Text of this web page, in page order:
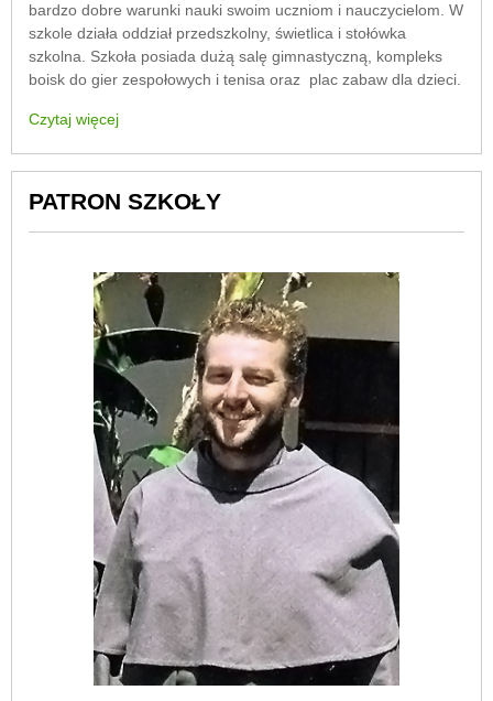
bardzo dobre warunki nauki swoim uczniom i nauczycielom. W
szkole działa oddział przedszkolny, świetlica i stołówka
szkolna. Szkoła posiada dużą salę gimnastyczną, kompleks
boisk do gier zespołowych i tenisa oraz plac zabaw dla dzieci.
Czytaj więcej
PATRON SZKOŁY